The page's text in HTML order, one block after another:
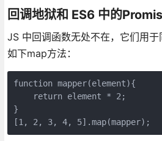
回调地狱和 ES6 中的
JS 中回调函数无处不在，它们用
如下map方法：
function mapper(element){
    return element * 2;
}